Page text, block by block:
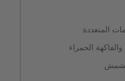
المتعددة
الحمراء